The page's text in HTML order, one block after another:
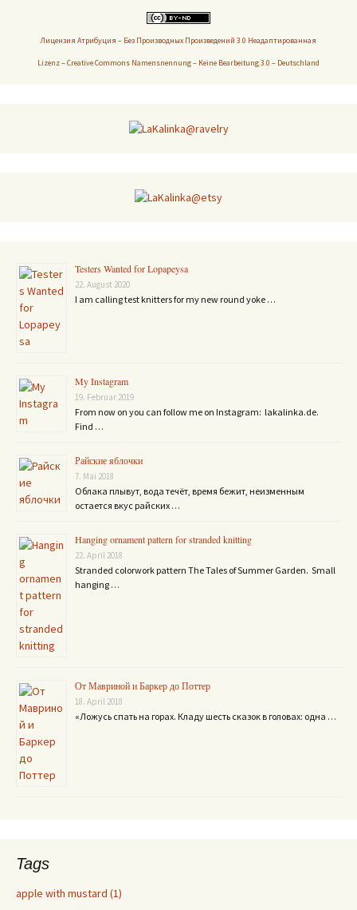
Лицензия Атрибуция – Без Производных Произведений 3.0 Неадаптированная
Lizenz – Creative Commons Namensnennung – Keine Bearbeitung 3.0 – Deutschland
Testers Wanted for Lopapeysa
22. August 2020
I am calling test knitters for my new round yoke …
My Instagram
19. Februar 2019
From now on you can follow me on Instagram: lakalinka.de.
Find …
Райские яблочки
7. Mai 2018
Облака плывут, вода течёт, время бежит, неизменным
остается вкус райских …
Hanging ornament pattern for stranded knitting
22. April 2018
Stranded colorwork pattern The Tales of Summer Garden. Small
hanging …
От Мавриной и Баркер до Поттер
18. April 2018
«Ложусь спать на горах. Кладу шесть сказок в головах: одна …
Tags
apple with mustard (1)